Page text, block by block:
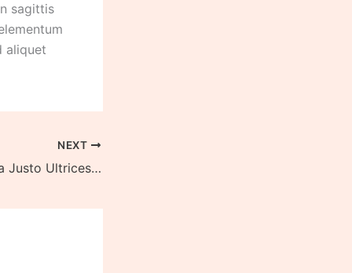
sagittis
aliquet
NEXT
Urnaneque Viverra Justo Ultrices Sapieneget